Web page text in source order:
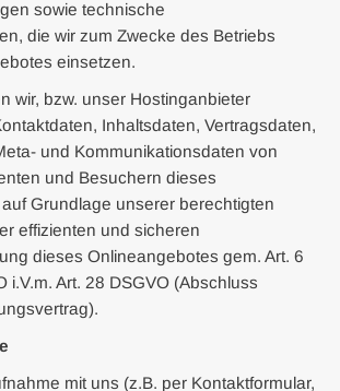
sowie technische
die wir zum Zwecke des Betriebs
einsetzen.
wir, bzw. unser Hostinganbieter
Inhaltsdaten, Vertragsdaten,
und Kommunikationsdaten von
und Besuchern dieses
Grundlage unserer berechtigten
effizienten und sicheren
dieses Onlineangebotes gem. Art. 6
i.V.m. Art. 28 DSGVO (Abschluss
mit uns (z.B. per Kontaktformular,